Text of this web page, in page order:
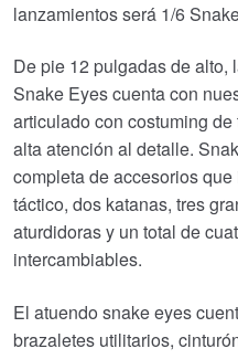
lanzamientos será 1/6
De pie 12 pulgadas de
Snake Eyes cuenta con
articulado con costuming
alta atención al detalle.
completa de accesorios
táctico, dos katanas, tres
aturdidoras y un total de
intercambiables.
El atuendo snake eyes
brazaletes utilitarios,